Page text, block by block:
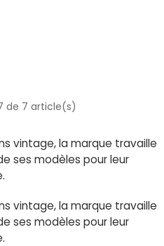
de 7 article(s)
vintage, la marque travaille
ses modèles pour leur
vintage, la marque travaille
ses modèles pour leur